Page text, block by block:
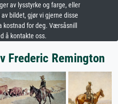
av lysstyrke og farge, eller
bildet, gjør vi gjerne disse
for deg. Værsåsnill
å kontakte oss.
Frederic Remington